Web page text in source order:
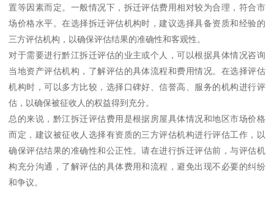
置等因素而定。一般情况下，拆迁评估费用相对较为合理，符合市
场价格水平。在选择拆迁评估机构时，建议选择具备资质和经验的
三方评估机构，以确保评估结果的准确性和客观性。
对于需要进行黔江拆迁评估的业主或个人，可以根据具体情况咨询
当地资产评估机构，了解评估的具体流程和费用情况。在选择评估
机构时，可以多方比较，选择口碑好、信誉高、服务的机构进行评
估，以确保被征收人的权益得到充分。
总的来说，黔江拆迁评估费用是根据房屋具体情况和地区市场价格
而定，建议被征收人选择有资质的三方评估机构进行评估工作，以
确保评估结果的准确性和公正性。请在进行拆迁评估前，与评估机
构充分沟通，了解评估的具体费用和流程，避免出现不必要的纠纷
和争议。